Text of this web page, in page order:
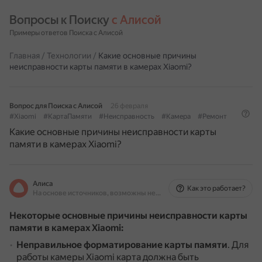
Вопросы к Поиску с Алисой
Примеры ответов Поиска с Алисой
Главная / Технологии / Какие основные причины
неисправности карты памяти в камерах Xiaomi?
Вопрос для Поиска с Алисой
26 февраля
#Xiaomi
#КартаПамяти #Неисправность #Камера #Ремонт
Какие основные причины неисправности карты
памяти в камерах Xiaomi?
Алиса
На основе источников, возможны неточности
Как это работает?
Некоторые основные причины неисправности карты
памяти в камерах Xiaomi:
Неправильное форматирование карты памяти. Для
работы камеры Xiaomi карта должна быть